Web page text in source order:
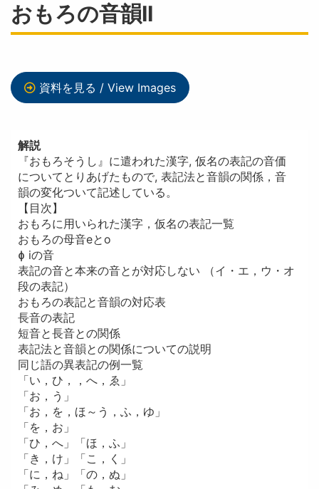
おもろの音韻II
資料を見る / View Images
解説
『おもろそうし』に遣われた漢字, 仮名の表記の音価
についてとりあげたもので, 表記法と音韻の関係，音
韻の変化ついて記述している。
【目次】
おもろに用いられた漢字，仮名の表記一覧
おもろの母音eとo
ɸ iの音
表記の音と本来の音とが対応しない （イ・エ，ウ・オ
段の表記）
おもろの表記と音韻の対応表
長音の表記
短音と長音との関係
表記法と音韻との関係についての説明
同じ語の異表記の例一覧
「い，ひ，，へ，ゑ」
「お，う」
「お，を，ほ～う，ふ，ゆ」
「を，お」
「ひ，へ」「ほ，ふ」
「き，け」「こ，く」
「に，ね」「の，ぬ」